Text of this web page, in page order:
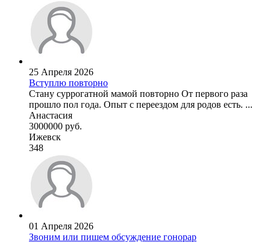
25 Апреля 2026
Вступлю повторно
Стану суррогатной мамой повторно От первого раза
прошло пол года. Опыт с переездом для родов есть. ...
Анастасия
3000000 руб.
Ижевск
348
01 Апреля 2026
Звоним или пишем обсуждение гонорар